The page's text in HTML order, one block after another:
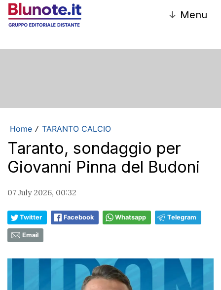
↓ Menu
Home / TARANTO CALCIO
Taranto, sondaggio per
Giovanni Pinna del Budoni
07 July 2026, 00:32
Twitter Facebook Whatsapp Telegram
Email